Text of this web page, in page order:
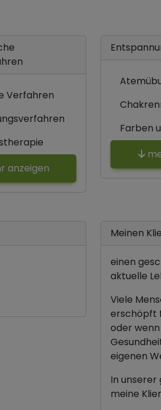
Verfahren
anzeigen
Farben
Meinen
einen
aktuelle
Viele
erschöpft
oder
eigenen
In
meine